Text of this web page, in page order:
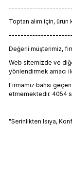
Toptan alım için,
Değerli müşterimiz,
Web sitemizde ve
yönlendirmek amacı
Firmamız bahsi
etmemektedir. 4054
"Serinlikten Isıya,